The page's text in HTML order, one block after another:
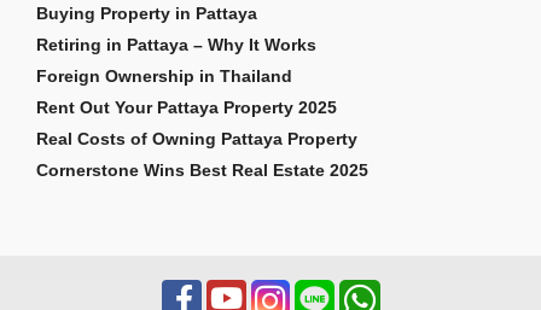
Buying Property in Pattaya
Retiring in Pattaya – Why It Works
Foreign Ownership in Thailand
Rent Out Your Pattaya Property 2025
Real Costs of Owning Pattaya Property
Cornerstone Wins Best Real Estate 2025